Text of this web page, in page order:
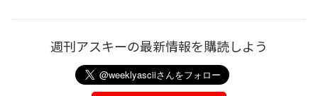
週刊アスキーの最新情報を購読しよう